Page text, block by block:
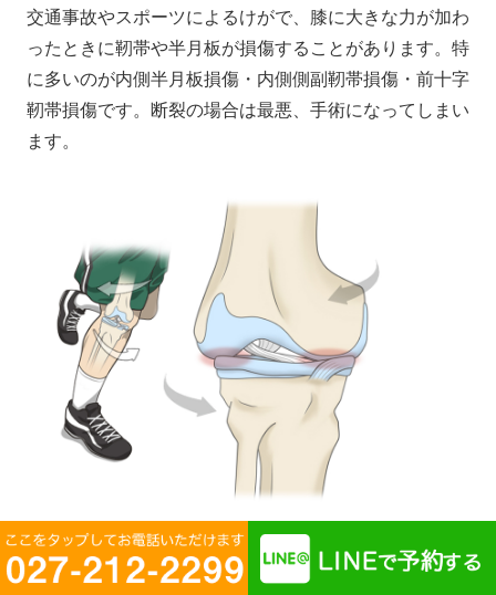
交通事故やスポーツによるけがで、膝に大きな力が加わ
ったときに靭帯や半月板が損傷することがあります。特
に多いのが内側半月板損傷・内側側副靭帯損傷・前十字
靭帯損傷です。断裂の場合は最悪、手術になってしまい
ます。
関節の軟骨の減少が原因の場合